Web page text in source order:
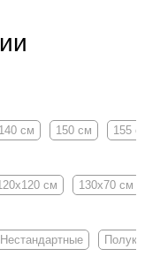
140 см 150 см 155
см 130х70 см
Нестандартные